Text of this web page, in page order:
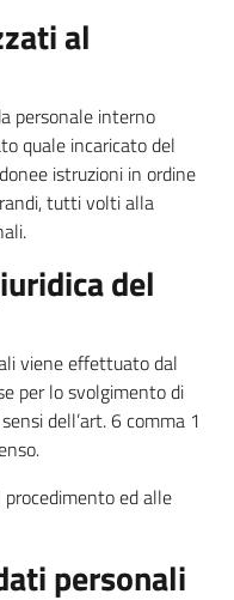
al
personale interno
quale incaricato del
istruzioni in ordine
tutti volti alla
del
viene effettuato dal
per lo svolgimento di
dell’art. 6 comma 1
ed alle
personali